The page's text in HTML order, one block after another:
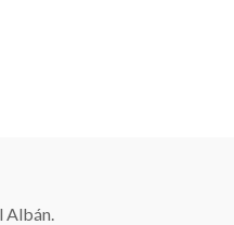
Albán.